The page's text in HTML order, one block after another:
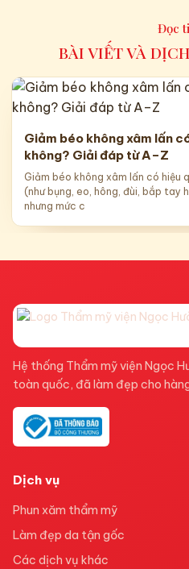
Đọc
BÀI VIẾT VÀ
Giảm béo không xâm lấn
không? Giải đáp từ A–Z
Giảm béo không xâm lấn có hiệu
(như bụng, eo, hông, đùi, bắp tay
nhưng mức c
Hệ thống Thẩm mỹ viện Ngọc
toàn quốc, đã làm đẹp cho
Dịch vụ
Phun xăm thẩm mỹ
Làm đẹp da tận gốc
Các dịch vụ khác